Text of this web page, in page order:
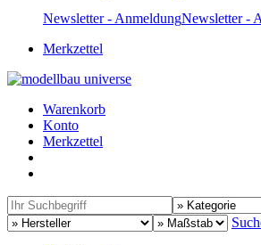
Newsletter - AnmeldungNewsletter -
Merkzettel
Warenkorb
Konto
Merkzettel